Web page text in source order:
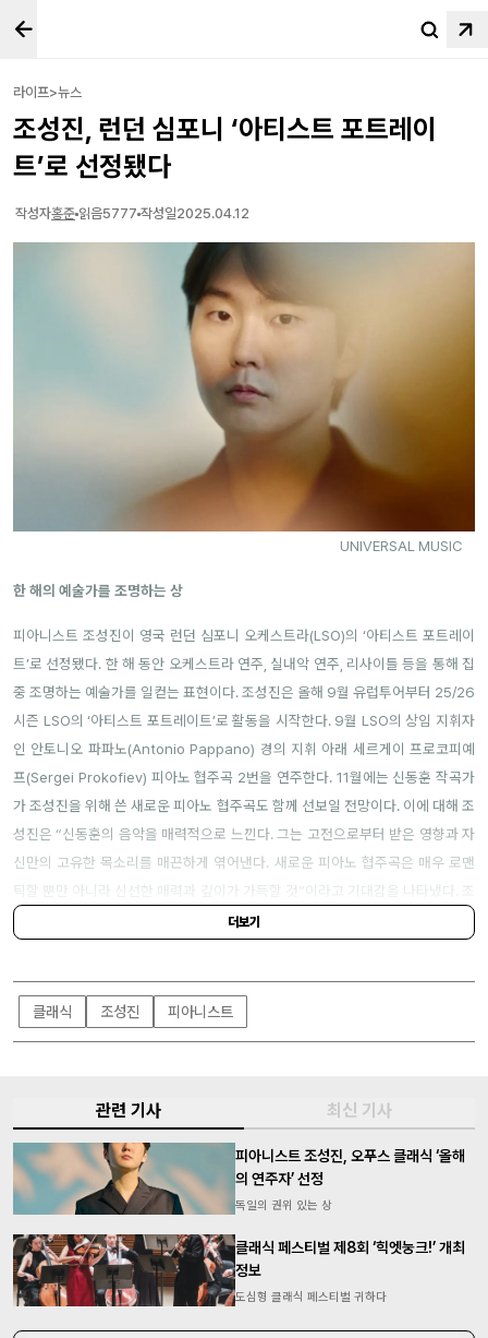
라이프>뉴스
조성진, 런던 심포니 ‘아티스트 포트레이
트’로 선정됐다
작성자홍준 읽음5777 작성일2025.04.12
UNIVERSAL MUSIC
한 해의 예술가를 조명하는 상
피아니스트 조성진이 영국 런던 심포니 오케스트라(LSO)의 ‘아티스트 포트레이
트’로 선정됐다. 한 해 동안 오케스트라 연주, 실내악 연주, 리사이틀 등을 통해 집
중 조명하는 예술가를 일컫는 표현이다. 조성진은 올해 9월 유럽투어부터 25/26
시즌 LSO의 ‘아티스트 포트레이트’로 활동을 시작한다. 9월 LSO의 상임 지휘자
인 안토니오 파파노(Antonio Pappano) 경의 지휘 아래 세르게이 프로코피예
프(Sergei Prokofiev) 피아노 협주곡 2번을 연주한다. 11월에는 신동훈 작곡가
가 조성진을 위해 쓴 새로운 피아노 협주곡도 함께 선보일 전망이다. 이에 대해 조
성진은 “신동훈의 음악을 매력적으로 느낀다. 그는 고전으로부터 받은 영향과 자
신만의 고유한 목소리를 매끈하게 엮어낸다. 새로운 피아노 협주곡은 매우 로맨
틱할 뿐만 아니라 신선한 매력과 깊이가 가득할 것”이라고 기대감을 나타냈다. 조
성진은 내년 2월에는 LSO와 쇼팽 피아노 협주곡 2번을 연주할 예정이다.
더보기
클래식 조성진 피아니스트
관련 기사 최신 기사
피아니스트 조성진, 오푸스 클래식 ‘올해
의 연주자’ 선정
독일의 권위 있는 상
클래식 페스티벌 제8회 ‘힉엣눙크!’ 개최
정보
도심형 클래식 페스티벌 귀하다